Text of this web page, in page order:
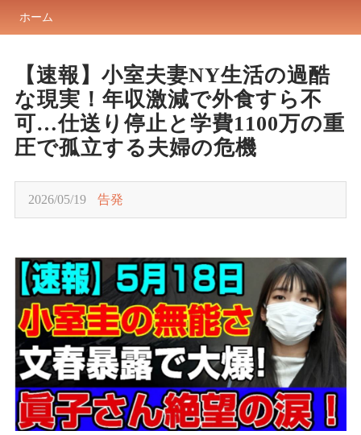
ホーム
【速報】小室夫妻NY生活の過酷
な現実！年収激減で外食すら不
可…仕送り停止と学費1100万の重
圧で孤立する夫婦の危機
2026/05/19 告発